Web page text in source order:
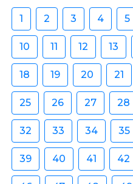
1 2 3 4 5
10 11 12 13
18 19 20 21
25 26 27 28
32 33 34 35
39 40 41 42